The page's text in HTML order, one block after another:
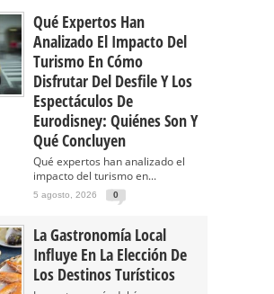
Qué Expertos Han
Analizado El Impacto Del
Turismo En Cómo
Disfrutar Del Desfile Y Los
Espectáculos De
Eurodisney: Quiénes Son Y
Qué Concluyen
Qué expertos han analizado el
impacto del turismo en...
5 agosto, 2026 0
La Gastronomía Local
Influye En La Elección De
Los Destinos Turísticos